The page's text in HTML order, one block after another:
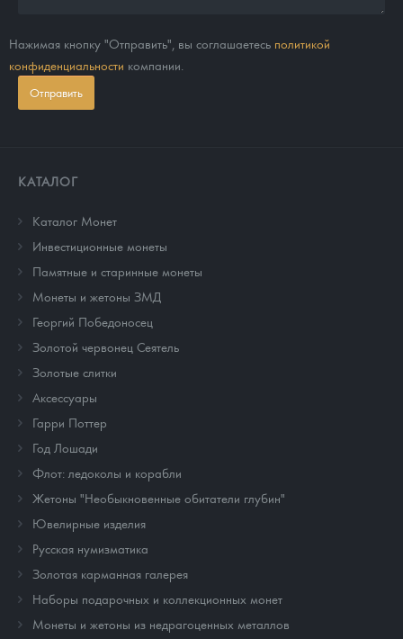
Нажимая кнопку "Отправить", вы соглашаетесь политикой
конфиденциальности компании.
Отправить
КАТАЛОГ
Каталог Монет
Инвестиционные монеты
Памятные и старинные монеты
Монеты и жетоны ЗМД
Георгий Победоносец
Золотой червонец Сеятель
Золотые слитки
Аксессуары
Гарри Поттер
Год Лошади
Флот: ледоколы и корабли
Жетоны "Необыкновенные обитатели глубин"
Ювелирные изделия
Русская нумизматика
Золотая карманная галерея
Наборы подарочных и коллекционных монет
Монеты и жетоны из недрагоценных металлов